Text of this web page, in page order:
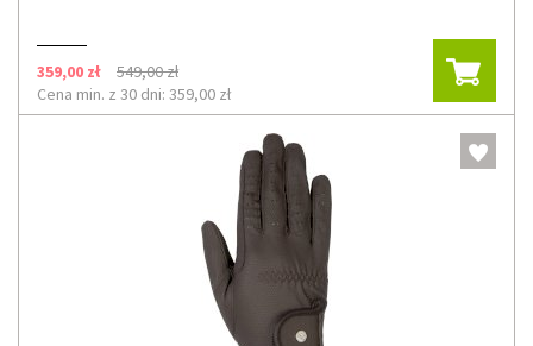
359,00 zł
549,00 zł
Cena min. z 30 dni: 359,00 zł